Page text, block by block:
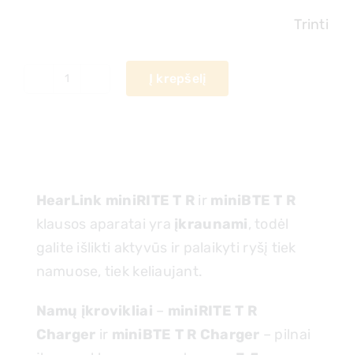
Trinti
aparatų
įkroviklis
Į krepšelį
HearLink miniRITE T R ir miniBTE T R
klausos aparatai yra įkraunami, todėl
galite išlikti aktyvūs ir palaikyti ryšį tiek
namuose, tiek keliaujant.
Namų įkrovikliai – miniRITE T R
Charger ir miniBTE T R Charger – pilnai